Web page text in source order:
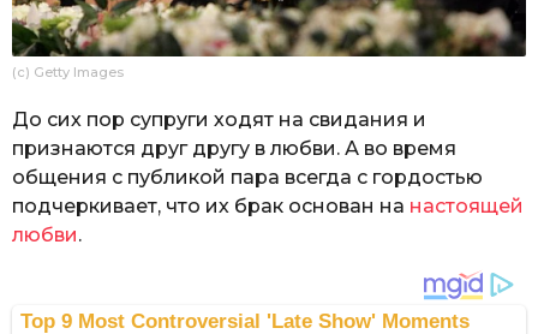
(c) Getty Images
До сих пор супруги ходят на свидания и
признаются друг другу в любви. А во время
общения с публикой пара всегда с гордостью
подчеркивает, что их брак основан на настоящей
любви.